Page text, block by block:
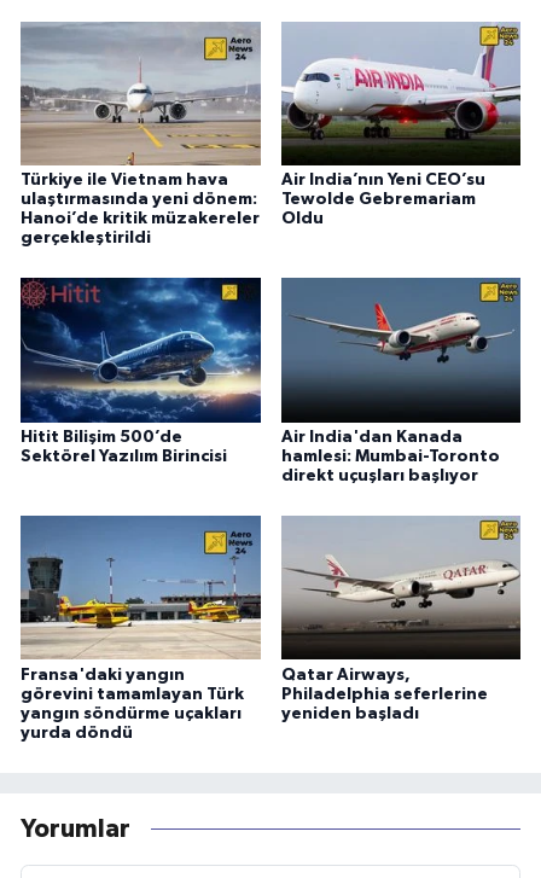
Türkiye ile Vietnam hava
ulaştırmasında yeni dönem:
Hanoi’de kritik müzakereler
gerçekleştirildi
Air India’nın Yeni CEO’su
Tewolde Gebremariam
Oldu
Hitit Bilişim 500’de
Sektörel Yazılım Birincisi
Air India'dan Kanada
hamlesi: Mumbai-Toronto
direkt uçuşları başlıyor
Fransa'daki yangın
görevini tamamlayan Türk
yangın söndürme uçakları
yurda döndü
Qatar Airways,
Philadelphia seferlerine
yeniden başladı
Yorumlar